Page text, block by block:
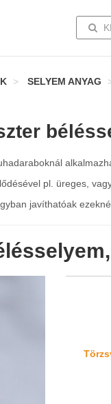
SELYEM ANYAG
pl. üreges,
javíthatóak